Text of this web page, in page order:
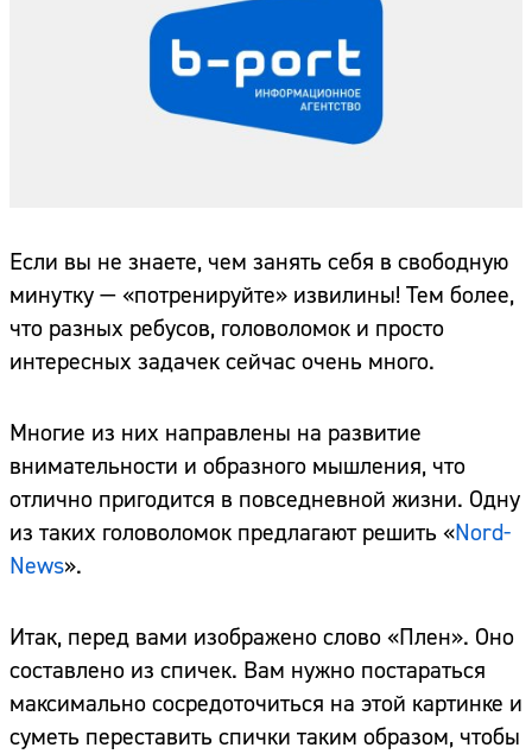
Если вы не знаете, чем занять себя в свободную
минутку — «потренируйте» извилины! Тем более,
что разных ребусов, головоломок и просто
интересных задачек сейчас очень много.
Многие из них направлены на развитие
внимательности и образного мышления, что
отлично пригодится в повседневной жизни. Одну
из таких головоломок предлагают решить «Nord-
News».
Итак, перед вами изображено слово «Плен». Оно
составлено из спичек. Вам нужно постараться
максимально сосредоточиться на этой картинке и
суметь переставить спички таким образом, чтобы